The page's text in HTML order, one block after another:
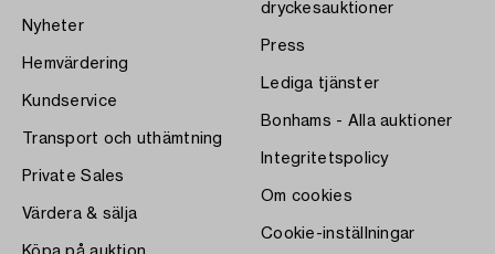
Nyheter
Hemvärdering
Kundservice
Transport och uthämtning
Private Sales
Värdera & sälja
dryckesauktioner
Press
Lediga tjänster
Bonhams - Alla auktioner
Integritetspolicy
Om cookies
Cookie-inställningar